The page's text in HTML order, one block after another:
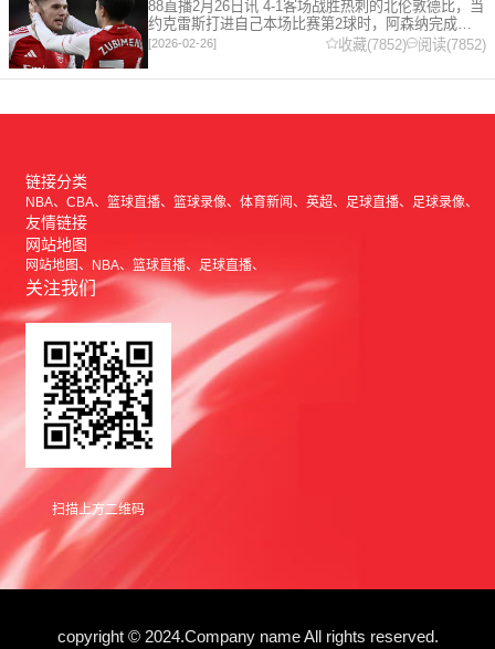
88直播2月26日讯 4-1客场战胜热刺的北伦敦德比，当
约克雷斯打进自己本场比赛第2球时，阿森纳完成了
一项了不起的成就，枪手成为英超历史第2支在客场
打进1000球的球队，仅次于曼联的1063球。阿森纳
[2026-02-26] 收藏(7852) 阅读(7852)
链接分类
NBA CBA 篮球直播 篮球录像 体育新闻 英超 足球直播 足球录像
友情链接
网站地图
网站地图 NBA 篮球直播 足球直播
关注我们
扫描上方二维码
copyright © 2024.Company name All rights reserved.